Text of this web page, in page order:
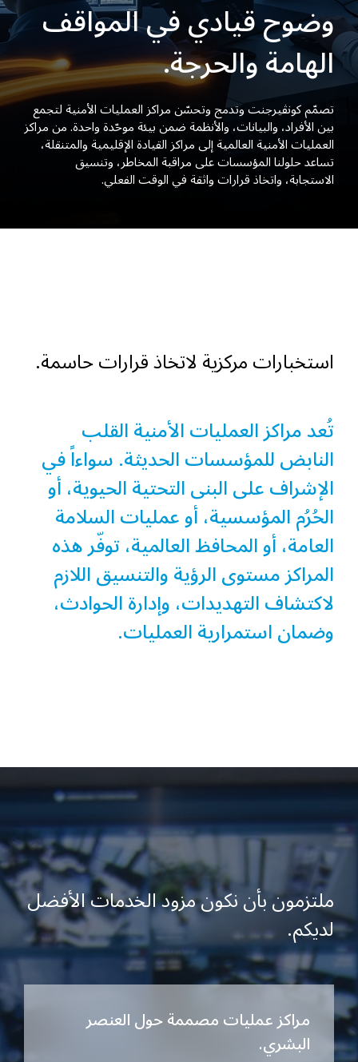
وضوح قيادي في المواقف
الهامة والحرجة.
تصمّم كونڤيرجنت وتدمج وتحسّن مراكز العمليات الأمنية لتجمع
بين الأفراد، والبيانات، والأنظمة ضمن بيئة موحّدة واحدة. من مراكز
العمليات الأمنية العالمية إلى مراكز القيادة الإقليمية والمتنقلة،
تساعد حلولنا المؤسسات على مراقبة المخاطر، وتنسيق
الاستجابة، واتخاذ قرارات واثقة في الوقت الفعلي.
استخبارات مركزية لاتخاذ قرارات حاسمة.
تُعد مراكز العمليات الأمنية القلب
النابض للمؤسسات الحديثة. سواءاً في
الإشراف على البنى التحتية الحيوية، أو
الحُرُم المؤسسية، أو عمليات السلامة
العامة، أو المحافظ العالمية، توفّر هذه
المراكز مستوى الرؤية والتنسيق اللازم
لاكتشاف التهديدات، وإدارة الحوادث،
وضمان استمرارية العمليات.
ملتزمون بأن نكون مزود الخدمات الأفضل
لديكم.
مراكز عمليات مصممة حول العنصر
البشري.